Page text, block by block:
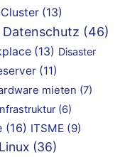
Cluster (13)
Datenschutz (46)
(13) Disaster
(11)
mieten (7)
(6)
(16) ITSME (9)
Linux (36)